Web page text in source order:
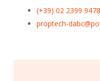
(+39) 02 2399 9478
proptech-